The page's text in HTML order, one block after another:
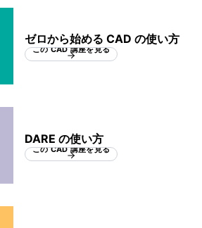
ゼロから始める CAD の使い方
この CAD 講座を見る
DARE の使い方
この CAD 講座を見る